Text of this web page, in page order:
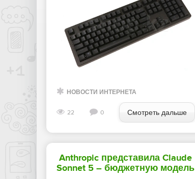
НОВОСТИ ИНТЕРНЕТА
22 0 Смотреть дальше
Anthropic представила Claude
Sonnet 5 – бюджетную модель